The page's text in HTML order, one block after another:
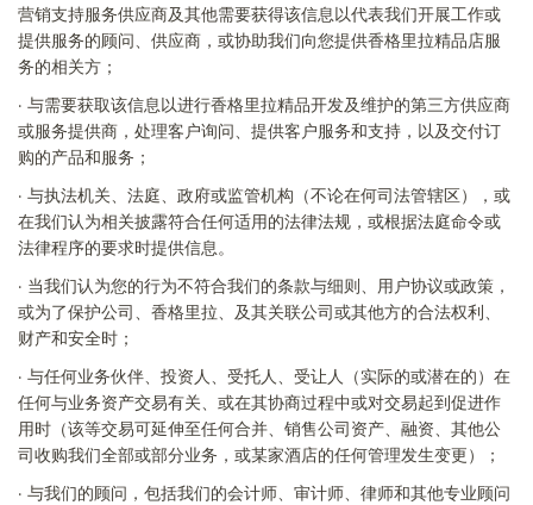
营销支持服务供应商及其他需要获得该信息以代表我们开展工作或
提供服务的顾问、供应商，或协助我们向您提供香格里拉精品店服
务的相关方；
· 与需要获取该信息以进行香格里拉精品开发及维护的第三方供应商
或服务提供商，处理客户询问、提供客户服务和支持，以及交付订
购的产品和服务；
· 与执法机关、法庭、政府或监管机构（不论在何司法管辖区），或
在我们认为相关披露符合任何适用的法律法规，或根据法庭命令或
法律程序的要求时提供信息。
· 当我们认为您的行为不符合我们的条款与细则、用户协议或政策，
或为了保护公司、香格里拉、及其关联公司或其他方的合法权利、
财产和安全时；
· 与任何业务伙伴、投资人、受托人、受让人（实际的或潜在的）在
任何与业务资产交易有关、或在其协商过程中或对交易起到促进作
用时（该等交易可延伸至任何合并、销售公司资产、融资、其他公
司收购我们全部或部分业务，或某家酒店的任何管理发生变更）；
· 与我们的顾问，包括我们的会计师、审计师、律师和其他专业顾问